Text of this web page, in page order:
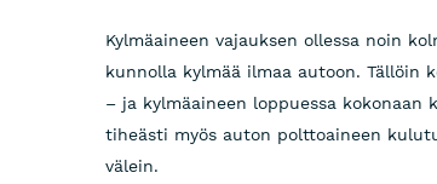
Kylmäaineen vajauksen ollessa noin
kunnolla kylmää ilmaa autoon. Tällöin
– ja kylmäaineen loppuessa kokonaan
tiheästi myös auton polttoaineen
välein.